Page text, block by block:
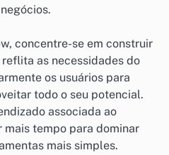
concentre-se em construir
as necessidades do
os usuários para
todo o seu potencial.
associada ao
mais tempo para dominar
mais simples.